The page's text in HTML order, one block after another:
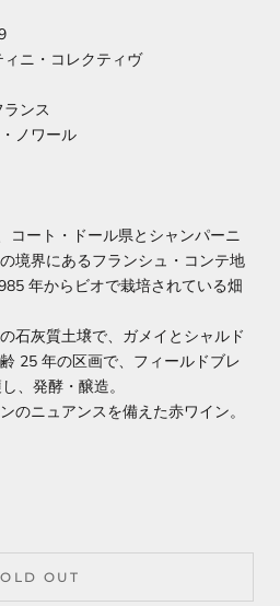
ニ・コレクティヴ
ンス
ノワール
コート・ドール県とシャンパーニ
境界にあるフランシュ・コンテ地
年からビオで栽培されている畑
石灰質土壌で、ガメイとシャルド
25 年の区画で、フィールドブレ
、発酵・醸造。
のニュアンスを備えた赤ワイン。
OUT